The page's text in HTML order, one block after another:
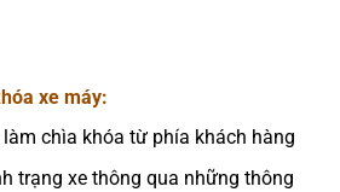
xe máy:
chìa khóa từ phía khách hàng
trạng xe thông qua những thông